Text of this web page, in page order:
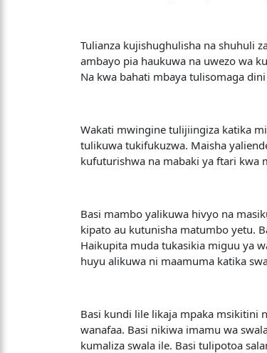
Tulianza kujishughulisha na shuhuli
ambayo pia haukuwa na uwezo wa
Na kwa bahati mbaya tulisomaga
Wakati mwingine tulijiingiza katika
tulikuwa tukifukuzwa. Maisha
kufuturishwa na mabaki ya ftari kwa
Basi mambo yalikuwa hivyo na
kipato au kutunisha matumbo yetu.
Haikupita muda tukasikia miguu ya
huyu alikuwa ni maamuma katika
Basi kundi lile likaja mpaka msikitini
wanafaa. Basi nikiwa imamu wa
kumaliza swala ile. Basi tulipotoa